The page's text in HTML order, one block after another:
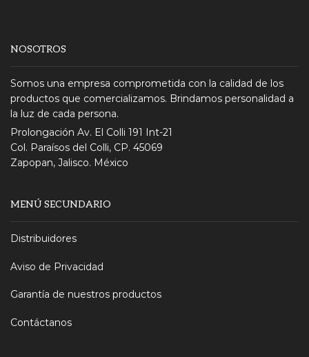
NOSOTROS
Somos una empresa comprometida con la calidad de los
productos que comercializamos. Brindamos personalidad a
la luz de cada persona.
Prolongación Av. El Colli 191 Int-21
Col. Paraísos del Colli, CP. 45069
Zapopan, Jalisco. México
MENÚ SECUNDARIO
Distribuidores
Aviso de Privacidad
Garantía de nuestros productos
Contáctanos